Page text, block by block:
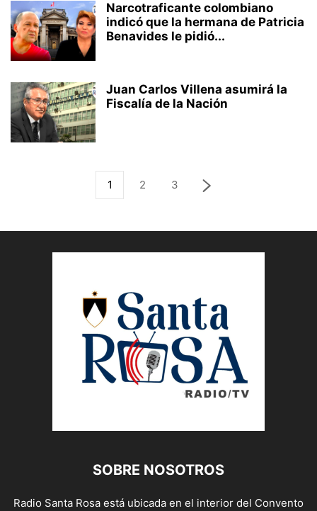
Narcotraficante colombiano
indicó que la hermana de Patricia
Benavides le pidió...
Juan Carlos Villena asumirá la
Fiscalía de la Nación
1 2 3
SOBRE NOSOTROS
Radio Santa Rosa está ubicada en el interior del Convento